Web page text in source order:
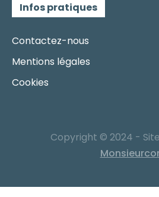
Infos pratiques
Contactez-nous
Mentions légales
Cookies
Copyright © 2024 -